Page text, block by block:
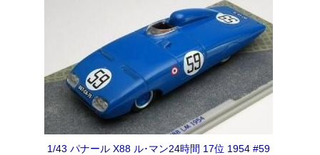
1/43 パナール X88 ル･マン24時間 17位 1954 #59